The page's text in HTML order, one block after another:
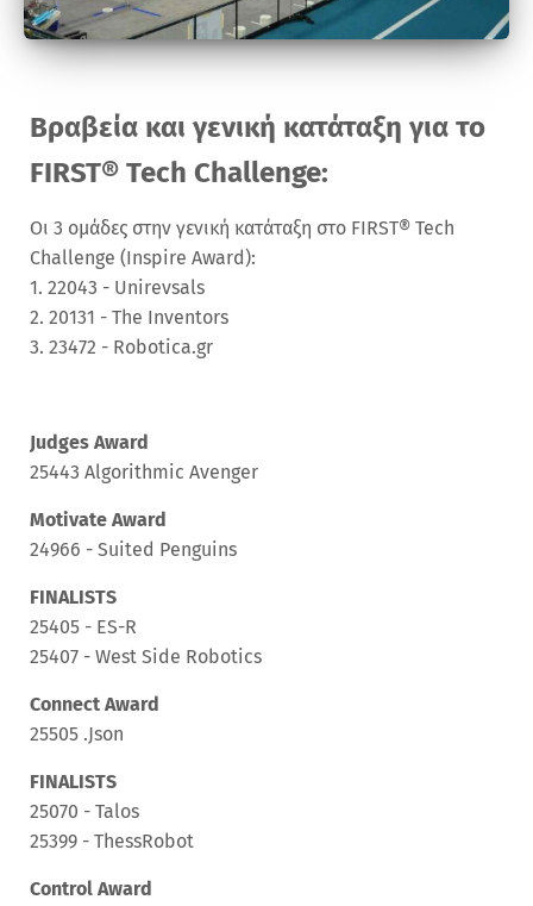
Βραβεία και γενική κατάταξη για το
FIRST® Tech Challenge:
Οι 3 ομάδες στην γενική κατάταξη στο FIRST® Tech
Challenge (Inspire Award):
1. 22043 - Unirevsals
2. 20131 - The Inventors
3. 23472 - Robotica.gr
Judges Award
25443 Αlgorithmic Avenger
Motivate Award
24966 - Suited Penguins
FINALISTS
25405 - ES-R
25407 - West Side Robotics
Connect Award
25505 .Json
FINALISTS
25070 - Talos
25399 - ThessRobot
Control Award